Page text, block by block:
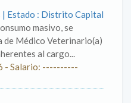
| Estado : Distrito Capital
masivo, se
de Médico Veterinario(a)
al cargo...
- Salario: ----------